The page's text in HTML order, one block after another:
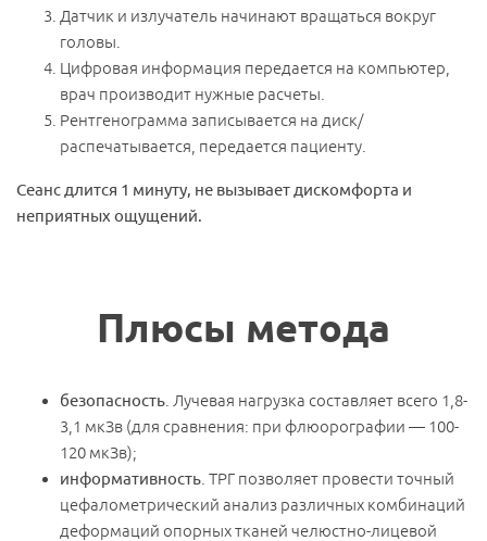
Датчик и излучатель начинают вращаться вокруг
головы.
Цифровая информация передается на компьютер,
врач производит нужные расчеты.
Рентгенограмма записывается на диск/
распечатывается, передается пациенту.
Сеанс длится 1 минуту, не вызывает дискомфорта и
неприятных ощущений.
Плюсы метода
безопасность . Лучевая нагрузка составляет всего 1,8-
3,1 мкЗв (для сравнения: при флюорографии — 100-
120 мкЗв);
информативность . ТРГ позволяет провести точный
цефалометрический анализ различных комбинаций
деформаций опорных тканей челюстно-лицевой
Записаться на прием
Мы свяжемся с Вами и подберем удобное время для
визита.